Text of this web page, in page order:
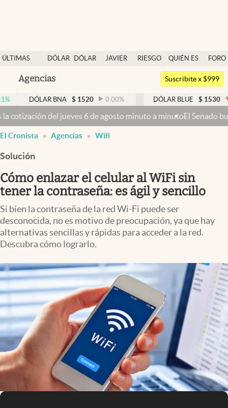
ÚLTIMAS
DÓLAR
DÓLAR
JAVIER
RIESGO
QUIÉN ES
QUIÉN
FORO
Argentina
México
Agencias
Dólar
Members
Economía y Política
Finanzas y Mercados
Mercados Online
Negocios
Columnistas
Otras secciones
Apertura
Infotechnology
Clima
Mundial 2026
Eventos Corporativos
El Cronista Studio
Mediakit
abre en nueva pestaña
Argentina
Suscribite x $999
BNA $ 1520 0.00% DÓLAR BLUE $ 1530 -0.65%
de agosto minuto a minutoEl Senado busca aprobar la Ley de
El Cronista Agencias Wifi
Solución
Cómo enlazar el celular al WiFi sin
tener la contraseña: es ágil y sencillo
Si bien la contraseña de la red Wi-Fi puede ser
desconocida, no es motivo de preocupación, ya que hay
alternativas sencillas y rápidas para acceder a la red.
Descubra cómo lograrlo.